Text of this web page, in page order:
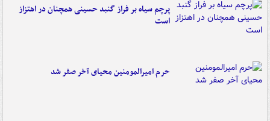
پرچم سیاه بر فراز گنبد حسینی همچنان در اهتزاز
است
حرم امیرالمومنین محیای آخر صفر شد